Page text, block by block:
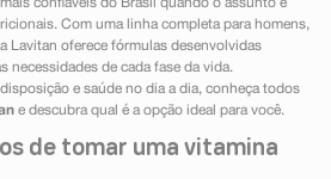
confiáveis do Brasil quando o assunto é
Com uma linha completa para homens,
Lavitan oferece fórmulas desenvolvidas
necessidades de cada fase da vida.
e saúde no dia a dia, conheça todos
e descubra qual é a opção ideal para você.
de tomar uma vitamina